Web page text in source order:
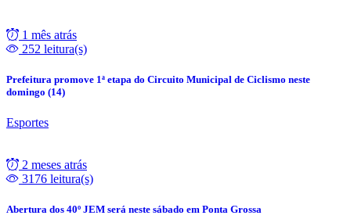
1 mês atrás
252 leitura(s)
Prefeitura promove 1ª etapa do Circuito Municipal de Ciclismo neste
domingo (14)
Esportes
2 meses atrás
3176 leitura(s)
Abertura dos 40º JEM será neste sábado em Ponta Grossa